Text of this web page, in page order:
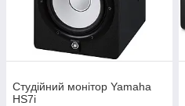
Студійний монітор Yamaha
HS7i